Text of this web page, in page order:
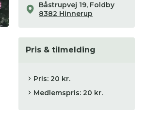
Båstrupvej 19, Foldby
8382 Hinnerup
Pris & tilmelding
Pris: 20 kr.
Medlemspris: 20 kr.